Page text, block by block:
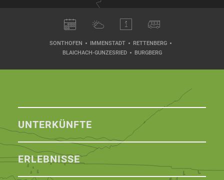
SONTHOFEN IMMENSTADT
RETTENBERG
BLAICHACH-GUNZESRIED
BURGBERG
UNTERKÜNFTE
ERLEBNISSE